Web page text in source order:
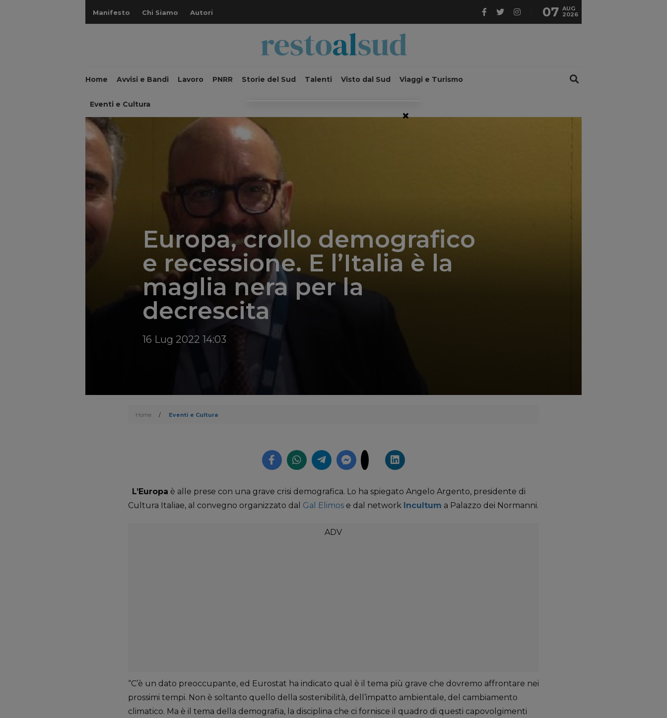
Manifesto Chi Siamo Autori 07 AUG
2026
Home Avvisi e Bandi Lavoro PNRR Storie del Sud Talenti Visto dal Sud Viaggi e Turismo
Eventi e Cultura
';
Europa, crollo demografico
e recessione. E l’Italia è la
maglia nera per la
decrescita
16 Lug 2022 14:03
Home / Eventi e Cultura
L’Europa è alle prese con una grave crisi demografica. Lo ha spiegato Angelo Argento, presidente di
Cultura Italiae, al convegno organizzato dal Gal Elimose dal network Incultum a Palazzo dei Normanni.
“C’è un dato preoccupante, ed Eurostat ha indicato qual è il tema più grave che dovremo affrontare nei
prossimi tempi. Non è soltanto quello della sostenibilità, dell’impatto ambientale, del cambiamento
climatico. Ma è il tema della demografia, la disciplina che ci fornisce il quadro di questi capovolgimenti
×